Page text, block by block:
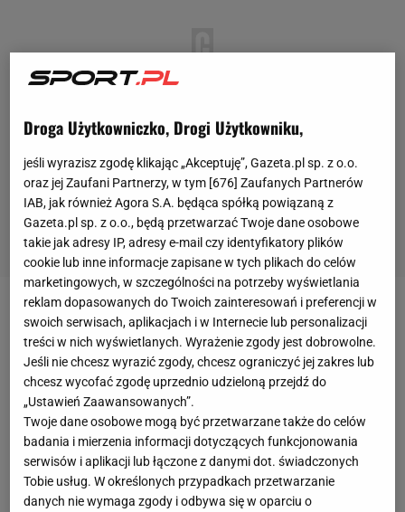
Podopieczni trenera Andrzeja Sitkowskiego pokonali
rezerwy stołecznego klubu 3:1 na wyjeździe i 3:0 u
siebie. Warto dodać, że grę w finałach Mazowsza w
tej kategorii wiekowej radomianie i tak mieli
zapewnioną. Czarni mają bowiemzawodnikaw
Szkole MistrzostwaSportowegow Spale (Jakub
Rybicki), a zgodnie z regulaminem Polskiego
Związku Piłki Siatkowej, w takim przypadku klubowa
Droga Użytkowniczko, Drogi Użytkowniku,
jeśli wyrazisz zgodę klikając „Akceptuję”, Gazeta.pl sp. z o.o.
oraz jej Zaufani Partnerzy, w tym [676] Zaufanych Partnerów
IAB, jak również Agora S.A. będąca spółką powiązaną z
Gazeta.pl sp. z o.o., będą przetwarzać Twoje dane osobowe
takie jak adresy IP, adresy e-mail czy identyfikatory plików
cookie lub inne informacje zapisane w tych plikach do celów
marketingowych, w szczególności na potrzeby wyświetlania
reklam dopasowanych do Twoich zainteresowań i preferencji w
swoich serwisach, aplikacjach i w Internecie lub personalizacji
treści w nich wyświetlanych. Wyrażenie zgody jest dobrowolne.
Jeśli nie chcesz wyrazić zgody, chcesz ograniczyć jej zakres lub
chcesz wycofać zgodę uprzednio udzieloną przejdź do
„Ustawień Zaawansowanych”.
Twoje dane osobowe mogą być przetwarzane także do celów
badania i mierzenia informacji dotyczących funkcjonowania
serwisów i aplikacji lub łączone z danymi dot. świadczonych
Tobie usług. W określonych przypadkach przetwarzanie
danych nie wymaga zgody i odbywa się w oparciu o